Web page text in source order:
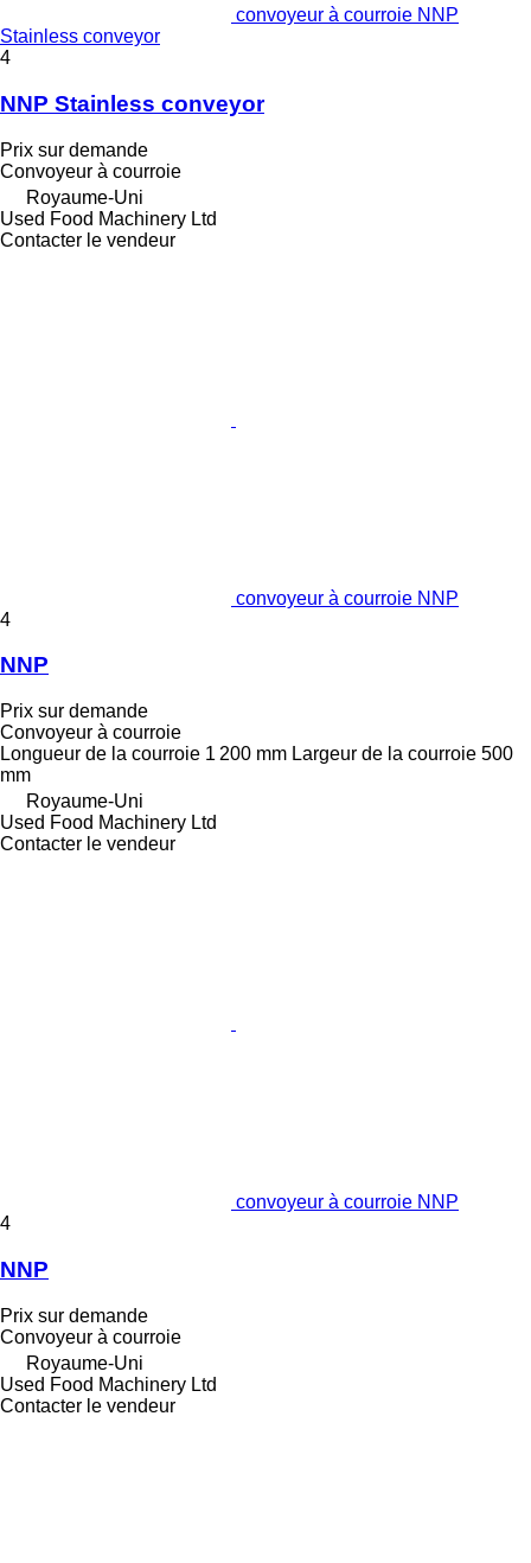
convoyeur à courroie NNP
Stainless conveyor
4
NNP Stainless conveyor
Prix sur demande
Convoyeur à courroie
Royaume-Uni
Used Food Machinery Ltd
Contacter le vendeur
convoyeur à courroie NNP
4
NNP
Prix sur demande
Convoyeur à courroie
Longueur de la courroie 1 200 mm Largeur de la courroie 500
mm
Royaume-Uni
Used Food Machinery Ltd
Contacter le vendeur
convoyeur à courroie NNP
4
NNP
Prix sur demande
Convoyeur à courroie
Royaume-Uni
Used Food Machinery Ltd
Contacter le vendeur